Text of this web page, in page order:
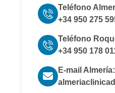
Teléfono
+34 950 275
Teléfono
+34 950 178
E-mail Almería: